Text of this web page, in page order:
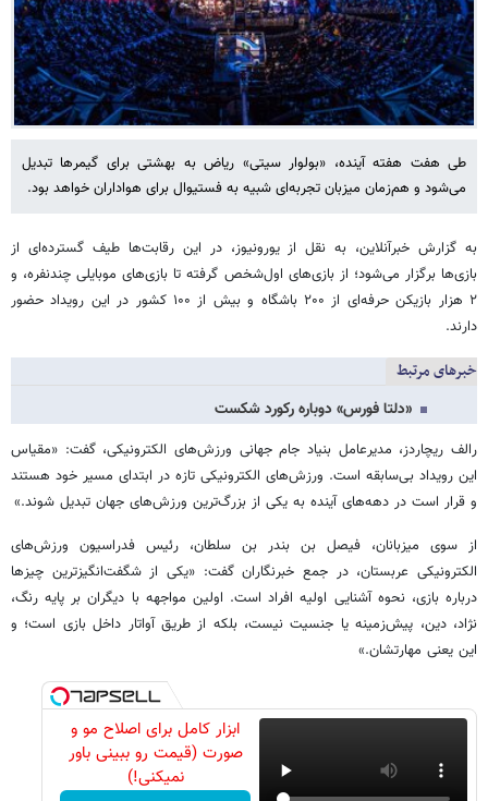
طی هفت هفته آینده، «بولوار سیتی» ریاض به بهشتی برای گیمرها تبدیل
می‌شود و هم‌زمان میزبان تجربه‌ای شبیه به فستیوال برای هواداران خواهد بود.
به گزارش خبرآنلاین، به نقل از یورونیوز، در این رقابت‌ها طیف گسترده‌ای از
بازی‌ها برگزار می‌شود؛ از بازی‌های اول‌شخص گرفته تا بازی‌های موبایلی چندنفره، و
۲ هزار بازیکن حرفه‌ای از ۲۰۰ باشگاه و بیش از ۱۰۰ کشور در این رویداد حضور
دارند.
خبرهای مرتبط
«دلتا فورس» دوباره رکورد شکست
رالف ریچاردز، مدیرعامل بنیاد جام جهانی ورزش‌های الکترونیکی، گفت: «مقیاس
این رویداد بی‌سابقه است. ورزش‌های الکترونیکی تازه در ابتدای مسیر خود هستند
و قرار است در دهه‌های آینده به یکی از بزرگ‌ترین ورزش‌های جهان تبدیل شوند.»
از سوی میزبانان، فیصل بن بندر بن سلطان، رئیس فدراسیون ورزش‌های
الکترونیکی عربستان، در جمع خبرنگاران گفت: «یکی از شگفت‌انگیزترین چیزها
درباره بازی، نحوه آشنایی اولیه افراد است. اولین مواجهه با دیگران بر پایه رنگ،
نژاد، دین، پیش‌زمینه یا جنسیت نیست، بلکه از طریق آواتار داخل بازی است؛ و
این یعنی مهارتشان.»
ابزار کامل برای اصلاح مو و
صورت (قیمت رو ببینی باور
نمیکنی!)